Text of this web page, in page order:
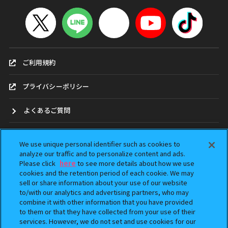
ご利用規約
プライバシーポリシー
よくあるご質問
ガシャポンどこ？
アンケート
ウェブアクセシビリティ方針
We use unique personal identifier such as cookies to
analyze our traffic and to personalize content and ads.
Please click here to see more details about how we use
cookies and the retention period of each cookie. We may
sell or share information about your use of our website
to/with our analytics and advertising partners, who may
combine it with other information that you have provided
to them or that they have collected from your use of their
services. However, we do not set and use cookies for our